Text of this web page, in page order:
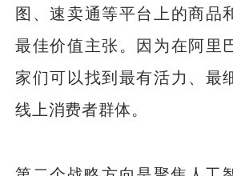
图、速卖通等平台上的商品
最佳价值主张。因为在阿里
家们可以找到最有活力、最
线上消费者群体。